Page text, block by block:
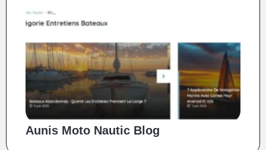
Aunis Moto Nautic Blog